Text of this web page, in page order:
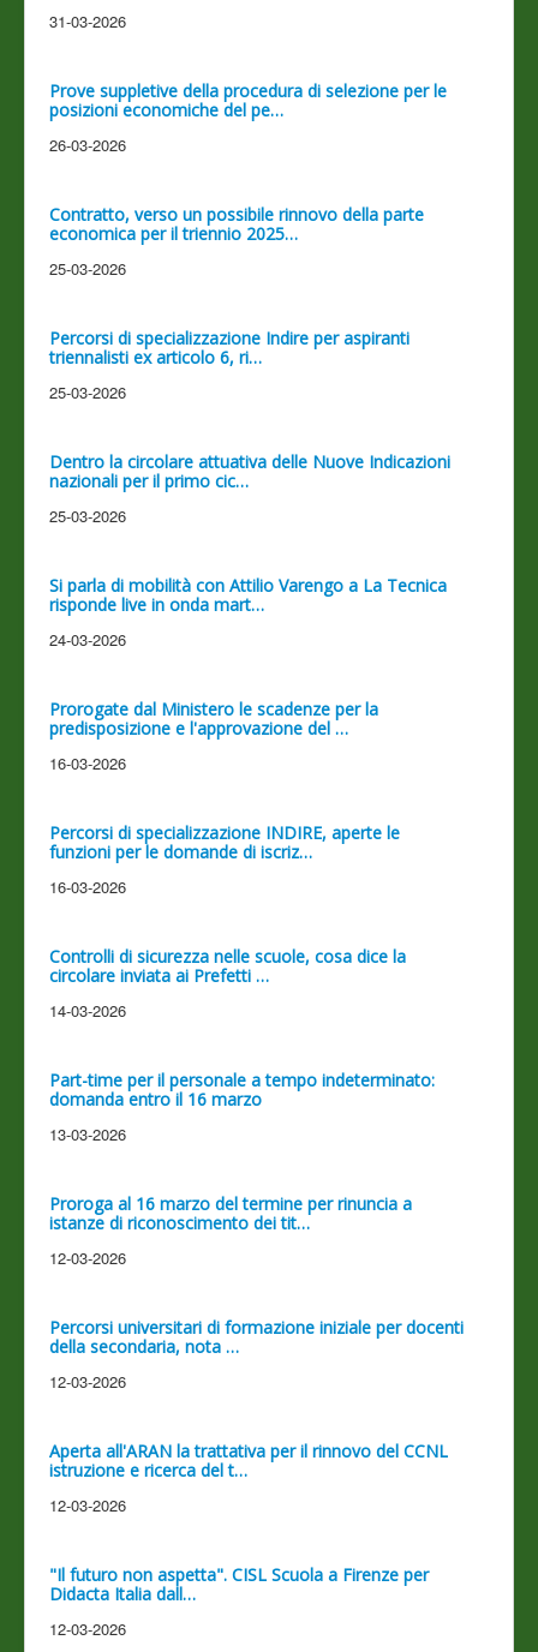
31-03-2026
Prove suppletive della procedura di selezione per le
posizioni economiche del pe…
26-03-2026
Contratto, verso un possibile rinnovo della parte
economica per il triennio 2025…
25-03-2026
Percorsi di specializzazione Indire per aspiranti
triennalisti ex articolo 6, ri…
25-03-2026
Dentro la circolare attuativa delle Nuove Indicazioni
nazionali per il primo cic…
25-03-2026
Si parla di mobilità con Attilio Varengo a La Tecnica
risponde live in onda mart…
24-03-2026
Prorogate dal Ministero le scadenze per la
predisposizione e l'approvazione del …
16-03-2026
Percorsi di specializzazione INDIRE, aperte le
funzioni per le domande di iscriz…
16-03-2026
Controlli di sicurezza nelle scuole, cosa dice la
circolare inviata ai Prefetti …
14-03-2026
Part-time per il personale a tempo indeterminato:
domanda entro il 16 marzo
13-03-2026
Proroga al 16 marzo del termine per rinuncia a
istanze di riconoscimento dei tit…
12-03-2026
Percorsi universitari di formazione iniziale per docenti
della secondaria, nota …
12-03-2026
Aperta all'ARAN la trattativa per il rinnovo del CCNL
istruzione e ricerca del t…
12-03-2026
"Il futuro non aspetta". CISL Scuola a Firenze per
Didacta Italia dall…
12-03-2026